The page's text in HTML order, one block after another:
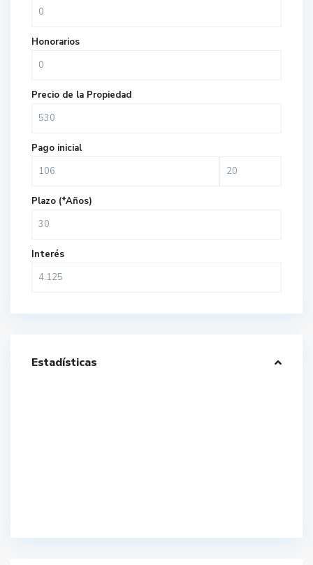
Honorarios
Precio de la Propiedad
Pago inicial
Plazo (*Años)
Interés
Estadísticas